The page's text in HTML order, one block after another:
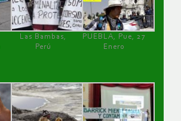
Las Bambas,
Perú
PUEBLA, Pue, 27
Enero